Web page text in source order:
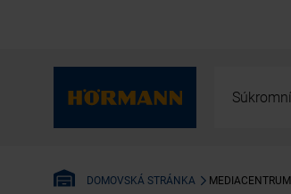
DOMOVSKÁ STRÁNKA MEDIACENTRUM